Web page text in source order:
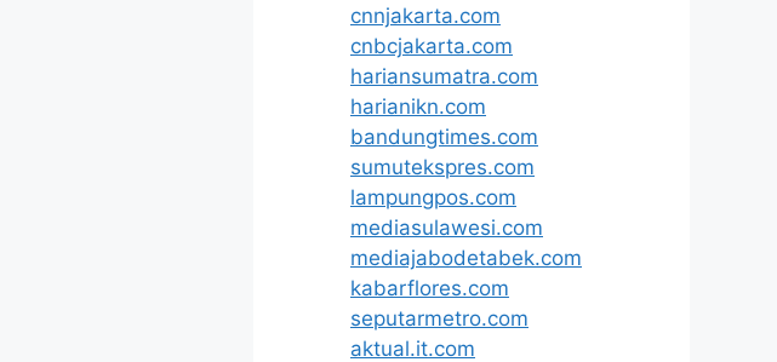
cnnjakarta.com
cnbcjakarta.com
hariansumatra.com
harianikn.com
bandungtimes.com
sumutekspres.com
lampungpos.com
mediasulawesi.com
mediajabodetabek.com
kabarflores.com
seputarmetro.com
aktual.it.com